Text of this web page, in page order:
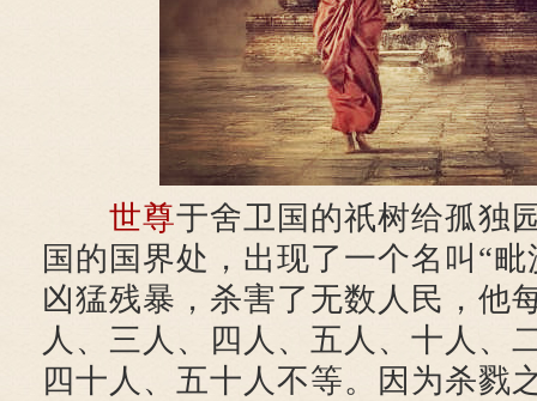
世尊于舍卫国的祇树给孤独
国的国界处，出现了一个名叫“
凶猛残暴，杀害了无数人民，他
人、三人、四人、五人、十人、
四十人、五十人不等。因为杀戮